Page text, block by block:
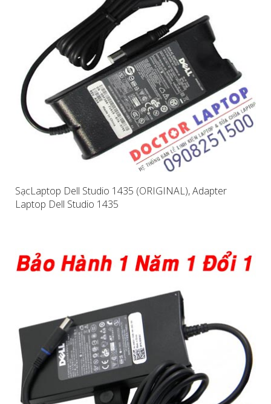
SạcLaptop Dell Studio 1435 (ORIGINAL), Adapter
Laptop Dell Studio 1435